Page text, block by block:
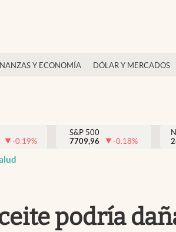
Y ECONOMÍA DÓLAR Y MERCADOS
-0.19%
S&P 500
7709,96
-0.18%
podría